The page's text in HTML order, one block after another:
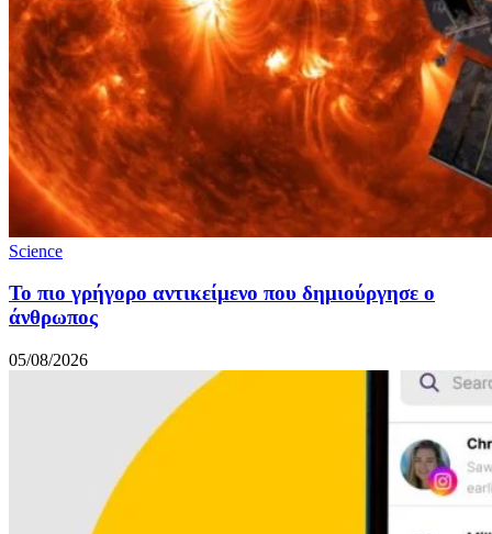
Science
Το πιο γρήγορο αντικείμενο που δημιούργησε ο
άνθρωπος
05/08/2026